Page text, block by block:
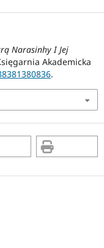
Narasinhy I Jej
Akademicka
.